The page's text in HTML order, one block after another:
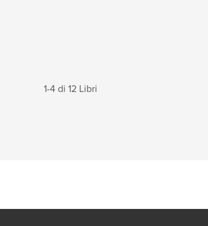
1-4 di 12 Libri